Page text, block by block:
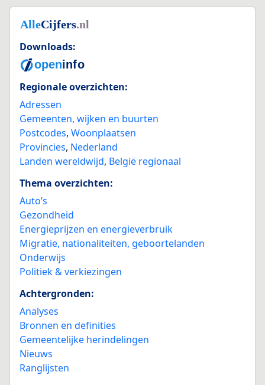
Downloads:
Regionale overzichten:
Adressen
Gemeenten, wijken en buurten
Postcodes, Woonplaatsen
Provincies, Nederland
Landen wereldwijd, België regionaal
Thema overzichten:
Auto’s
Gezondheid
Energieprijzen en energieverbruik
Migratie, nationaliteiten, geboortelanden
Onderwijs
Politiek & verkiezingen
Achtergronden:
Analyses
Bronnen en definities
Gemeentelijke herindelingen
Nieuws
Ranglijsten